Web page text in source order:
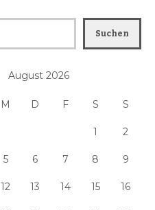
Suchen
August 2026
M D F S S
1 2
5 6 7 8 9
12 13 14 15 16